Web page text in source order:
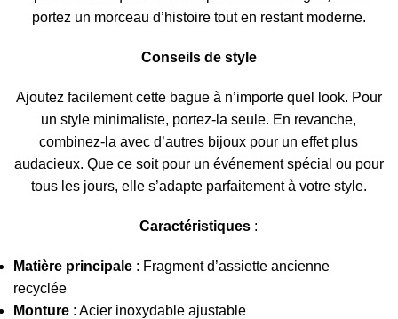
portez un morceau d’histoire tout en restant moderne.
Conseils de style
Ajoutez facilement cette bague à n’importe quel look. Pour
un style minimaliste, portez-la seule. En revanche,
combinez-la avec d’autres bijoux pour un effet plus
audacieux. Que ce soit pour un événement spécial ou pour
tous les jours, elle s’adapte parfaitement à votre style.
Caractéristiques :
Matière principale : Fragment d’assiette ancienne
recyclée
Monture : Acier inoxydable ajustable